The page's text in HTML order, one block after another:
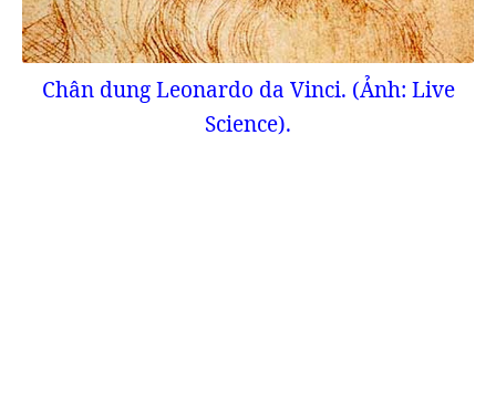
Chân dung Leonardo da Vinci. (Ảnh: Live
Science).